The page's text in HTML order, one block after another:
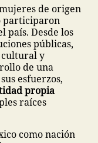
de origen
participaron
país. Desde los
públicas,
cultural y
de una
esfuerzos,
propia
raíces
como nación